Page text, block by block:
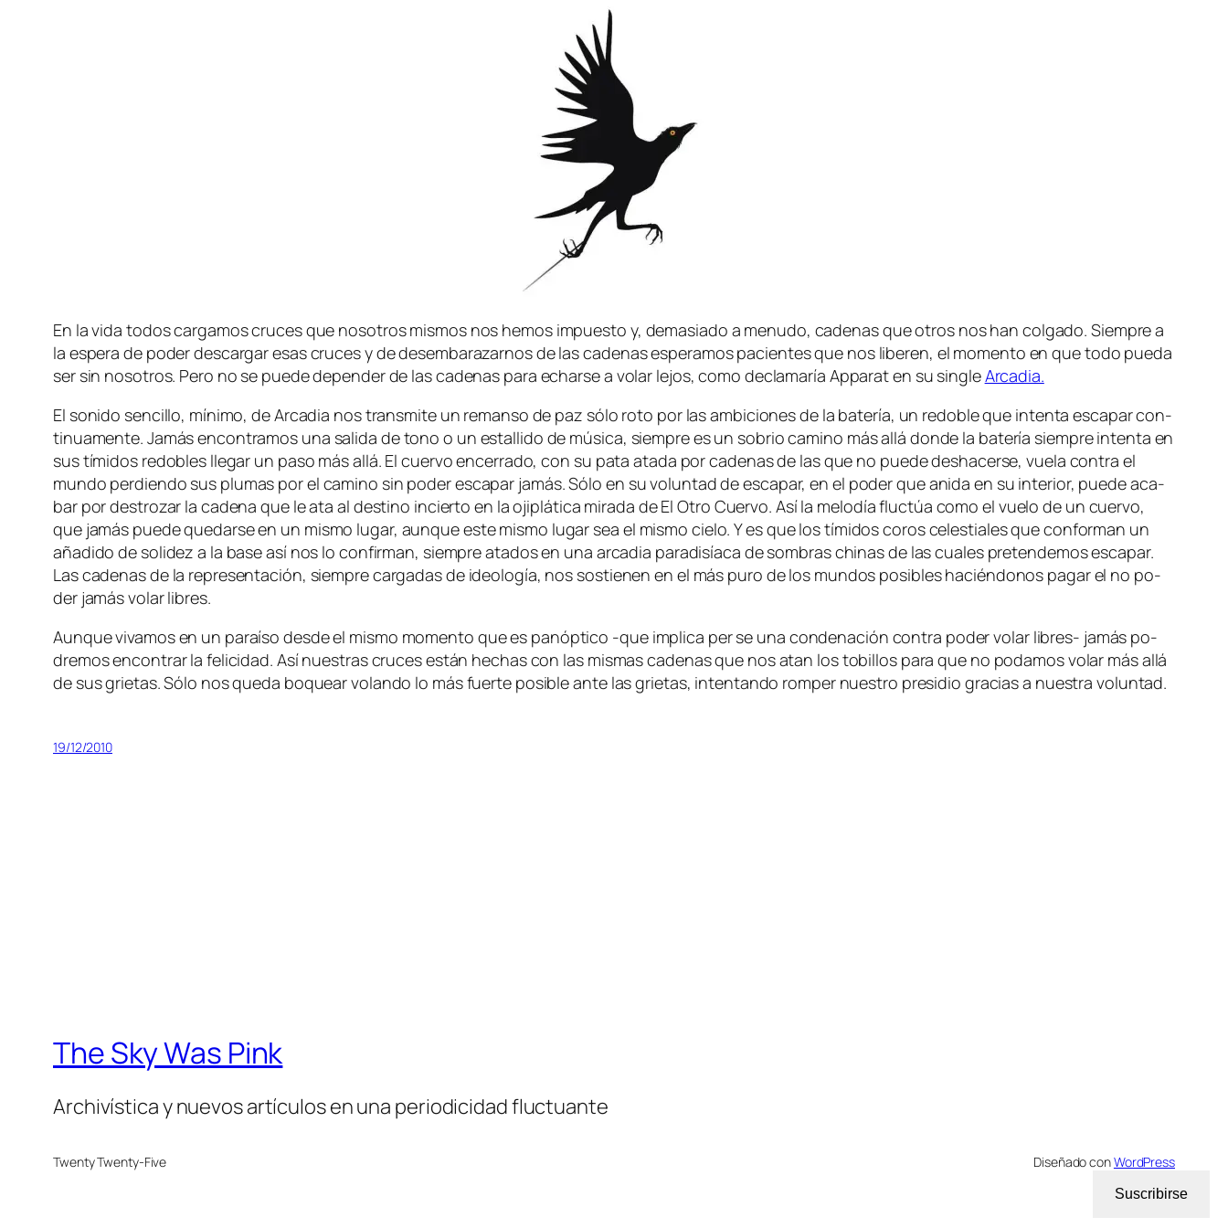
En la vi­da to­dos car­ga­mos cru­ces que no­so­tros mis­mos nos he­mos im­pues­to y, de­ma­sia­do a me­nu­do, ca­de­nas que otros nos han col­ga­do. Siempre a
la es­pe­ra de po­der des­car­gar esas cru­ces y de des­em­ba­ra­zar­nos de las ca­de­nas es­pe­ra­mos pa­cien­tes que nos li­be­ren, el mo­men­to en que to­do pue­da
ser sin no­so­tros. Pero no se pue­de de­pen­der de las ca­de­nas pa­ra echar­se a vo­lar le­jos, co­mo de­cla­ma­ría Apparat en su sin­gleArcadia.
El so­ni­do sen­ci­llo, mí­ni­mo, de Arcadia nos trans­mi­te un re­man­so de paz só­lo ro­to por las am­bi­cio­nes de la ba­te­ría, un re­do­ble que in­ten­ta es­ca­par con­
ti­nua­men­te. Jamás en­con­tra­mos una sa­li­da de tono o un es­ta­lli­do de mú­si­ca, siem­pre es un so­brio ca­mino más allá don­de la ba­te­ría siem­pre in­ten­ta en
sus tí­mi­dos re­do­bles lle­gar un pa­so más allá. El cuer­vo en­ce­rra­do, con su pa­ta ata­da por ca­de­nas de las que no pue­de des­ha­cer­se, vue­la con­tra el
mun­do per­dien­do sus plu­mas por el ca­mino sin po­der es­ca­par ja­más. Sólo en su vo­lun­tad de es­ca­par, en el po­der que ani­da en su in­te­rior, pue­de aca­
bar por des­tro­zar la ca­de­na que le ata al des­tino in­cier­to en la oji­plá­ti­ca mi­ra­da de El Otro Cuervo. Así la me­lo­día fluc­túa co­mo el vue­lo de un cuer­vo,
que ja­más pue­de que­dar­se en un mis­mo lu­gar, aun­que es­te mis­mo lu­gar sea el mis­mo cie­lo. Y es que los tí­mi­dos co­ros ce­les­tia­les que con­for­man un
aña­di­do de so­li­dez a la ba­se así nos lo con­fir­man, siem­pre ata­dos en una ar­ca­dia pa­ra­di­sía­ca de som­bras chi­nas de las cua­les pre­ten­de­mos es­ca­par.
Las ca­de­nas de la re­pre­sen­ta­ción, siem­pre car­ga­das de ideo­lo­gía, nos sos­tie­nen en el más pu­ro de los mun­dos po­si­bles ha­cién­do­nos pa­gar el no po­
der ja­más vo­lar libres.
Aunque vi­va­mos en un pa­raí­so des­de el mis­mo mo­men­to que es pan­óp­ti­co ‑que im­pli­ca per se una con­de­na­ción con­tra po­der vo­lar libres- ja­más po­
dre­mos en­con­trar la fe­li­ci­dad. Así nues­tras cru­ces es­tán he­chas con las mis­mas ca­de­nas que nos atan los to­bi­llos pa­ra que no po­da­mos vo­lar más allá
de sus grie­tas. Sólo nos que­da bo­quear vo­lan­do lo más fuer­te po­si­ble an­te las grie­tas, in­ten­tan­do rom­per nues­tro pre­si­dio gra­cias a nues­tra voluntad.
19/12/2010
The Sky Was Pink
Archivística y nuevos artículos en una periodicidad fluctuante
Twenty Twenty-Five Diseñado conWordPress
Suscribirse